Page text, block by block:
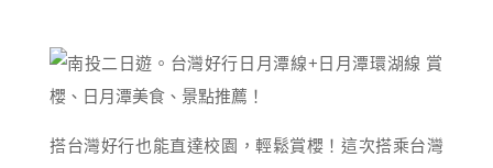
搭台灣好行也能直達校園，輕鬆賞櫻！這次搭乘台灣